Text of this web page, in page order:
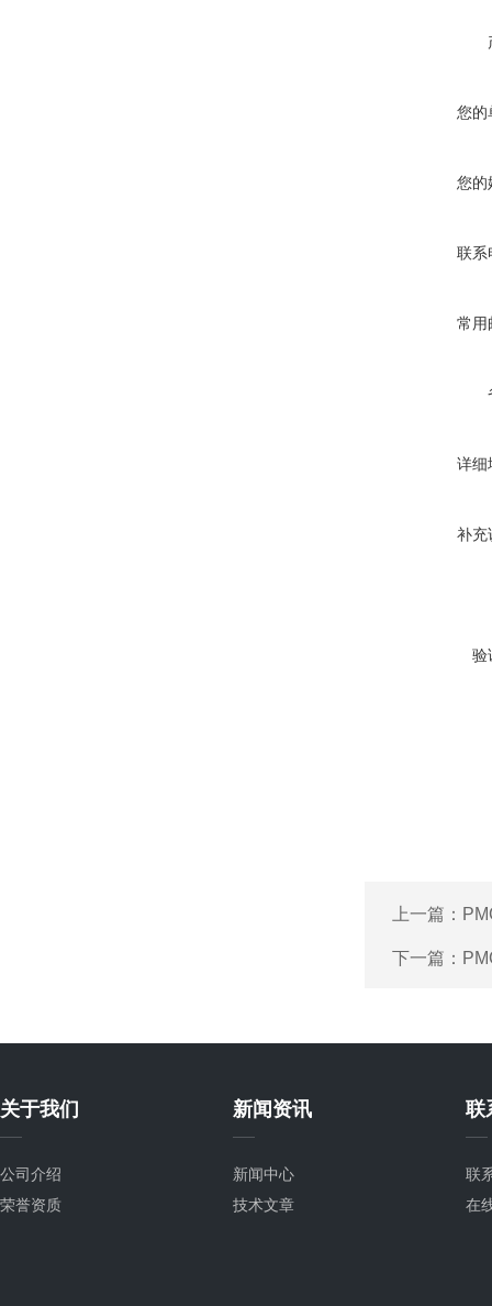
您的
您的
联系
常用
详细
补充
验
上一篇：
下一篇：
关于我们
公司介绍
荣誉资质
新闻资讯
新闻中心
技术文章
联
联
在